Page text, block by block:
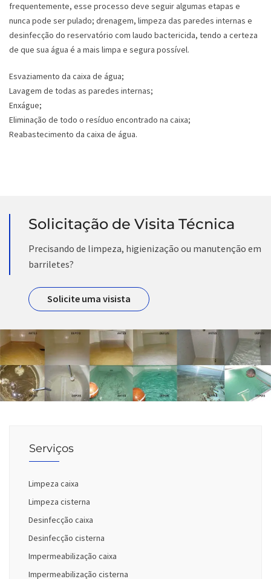
frequentemente, esse processo deve seguir algumas etapas e
nunca pode ser pulado; drenagem, limpeza das paredes internas e
desinfecção do reservatório com laudo bactericida, tendo a certeza
de que sua água é a mais limpa e segura possível.
Esvaziamento da caixa de água;
Lavagem de todas as paredes internas;
Enxágue;
Eliminação de todo o resíduo encontrado na caixa;
Reabastecimento da caixa de água.
Solicitação de Visita Técnica
Precisando de limpeza, higienização ou manutenção em
barriletes?
Solicite uma visista
Serviços
Limpeza caixa
Limpeza cisterna
Desinfecção caixa
Desinfecção cisterna
Impermeabilização caixa
Impermeabilização cisterna